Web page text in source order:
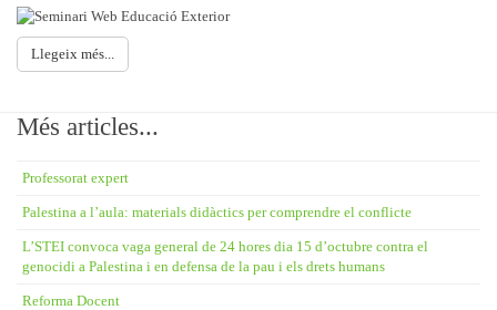
Llegeix més...
Més articles...
Professorat expert
Palestina a l’aula: materials didàctics per comprendre el conflicte
L’STEI convoca vaga general de 24 hores dia 15 d’octubre contra el
genocidi a Palestina i en defensa de la pau i els drets humans
Reforma Docent